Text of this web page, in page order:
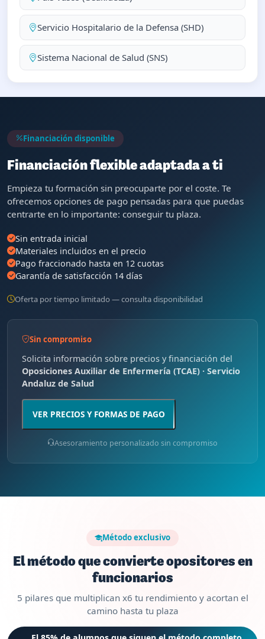
Servicio Hospitalario de la Defensa (SHD)
Sistema Nacional de Salud (SNS)
Financiación disponible
Financiación flexible adaptada a ti
Empieza tu formación sin preocuparte por el coste. Te
ofrecemos opciones de pago pensadas para que puedas
centrarte en lo importante: conseguir tu plaza.
Sin entrada inicial
Materiales incluidos en el precio
Pago fraccionado hasta en 12 cuotas
Garantía de satisfacción 14 días
Oferta por tiempo limitado — consulta disponibilidad
Sin compromiso
Solicita información sobre precios y financiación del
Oposiciones Auxiliar de Enfermería (TCAE) · Servicio
Andaluz de Salud
VER PRECIOS Y FORMAS DE PAGO
Asesoramiento personalizado sin compromiso
Método exclusivo
El método que convierte opositores en
funcionarios
5 pilares que multiplican x6 tu rendimiento y acortan el
camino hasta tu plaza